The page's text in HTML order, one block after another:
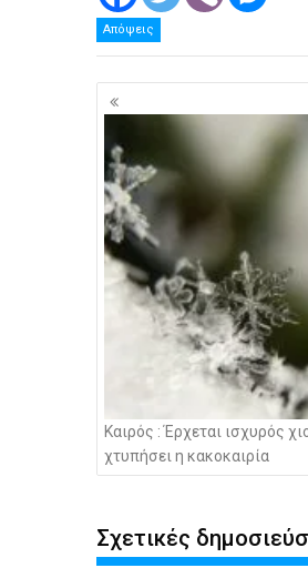
Απόψεις
Πλοήγηση
άρθρων
Καιρός : Έρχεται ισχυρός
χτυπήσει η κακοκαιρία
Σχετικές